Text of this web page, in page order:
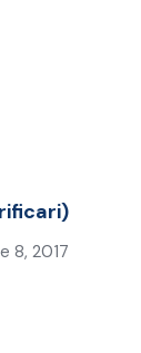
8, 2017